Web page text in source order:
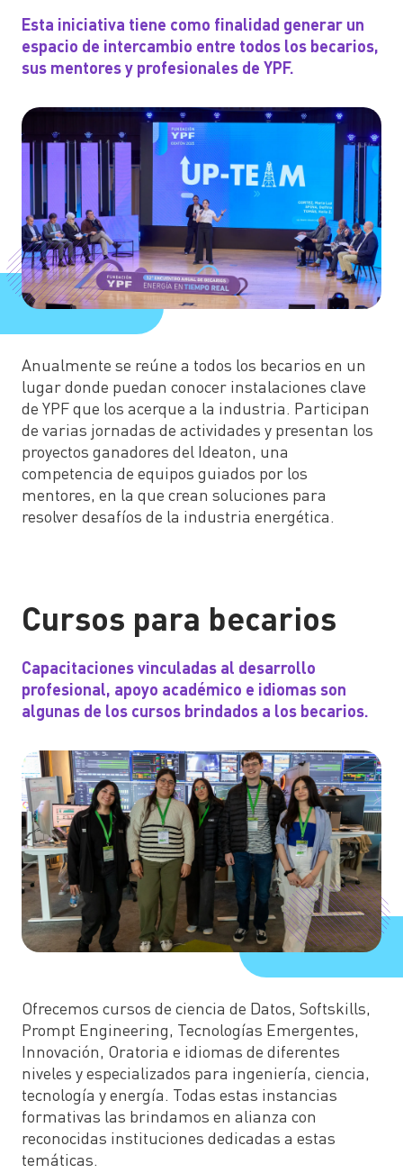
Esta iniciativa tiene como finalidad generar un
espacio de intercambio entre todos los becarios,
sus mentores y profesionales de YPF.
Anualmente se reúne a todos los becarios en un
lugar donde puedan conocer instalaciones clave
de YPF que los acerque a la industria. Participan
de varias jornadas de actividades y presentan los
proyectos ganadores del Ideaton, una
competencia de equipos guiados por los
mentores, en la que crean soluciones para
resolver desafíos de la industria energética.
Cursos para becarios
Capacitaciones vinculadas al desarrollo
profesional, apoyo académico e idiomas son
algunas de los cursos brindados a los becarios.
Ofrecemos cursos de ciencia de Datos, Softskills,
Prompt Engineering, Tecnologías Emergentes,
Innovación, Oratoria e idiomas de diferentes
niveles y especializados para ingeniería, ciencia,
tecnología y energía. Todas estas instancias
formativas las brindamos en alianza con
reconocidas instituciones dedicadas a estas
temáticas.